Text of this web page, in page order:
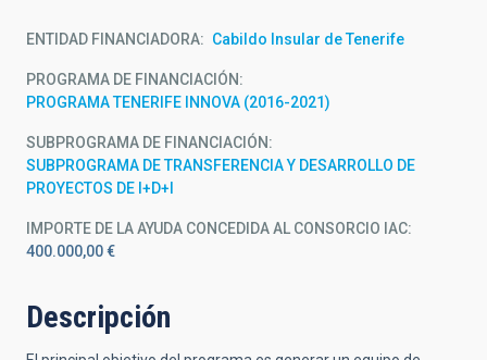
ENTIDAD FINANCIADORA Cabildo Insular de Tenerife
PROGRAMA DE FINANCIACIÓN
PROGRAMA TENERIFE INNOVA (2016-2021)
SUBPROGRAMA DE FINANCIACIÓN
SUBPROGRAMA DE TRANSFERENCIA Y DESARROLLO DE
PROYECTOS DE I+D+I
IMPORTE DE LA AYUDA CONCEDIDA AL CONSORCIO IAC
400.000,00 €
Descripción